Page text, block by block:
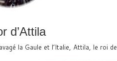
d’Attila
la Gaule et l’Italie, Attila, le roi